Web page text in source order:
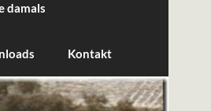
damals
Kontakt